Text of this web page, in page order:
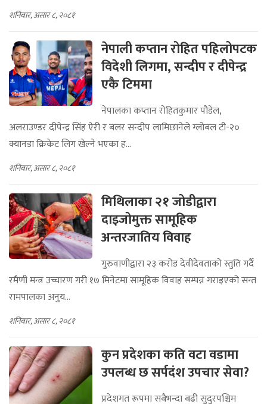
शनिबार, असार ८, २०८१
नेपाली कप्तान रोहित पहिलोपटक
विदेशी लिगमा, सन्दीप र दीपेन्द्र
एकै टिममा
नेपालका कप्तान रोहितकुमार पौडेल,
अलराउण्डर दीपेन्द्र सिंह ऐरी र बलर सन्दीप लामिछानेले ग्लोबल टी-२०
क्यानडा क्रिकेट लिग खेल्ने भएका ह...
शनिबार, असार ८, २०८१
मिथिलाका २१ जोडीद्वारा
दाइजोमुक्त सामूहिक
अन्तरजातिय विवाह
गुरुवाणीद्वारा २३ करोड देवीदेवताको स्तुति गर्दै
रमैणी मन्त्र उच्चारण गरी १७ मिनेटमा सामूहिक विवाह सम्पन्न गराइएको सन्त
रामपालका अनुय...
शनिबार, असार ८, २०८१
कुन प्रदेशका कति वटा वडामा
उपलब्ध छ सर्पदंश उपचार सेवा?
प्रदेशगत रूपमा सबैभन्दा बढी सुदुरपश्चिम